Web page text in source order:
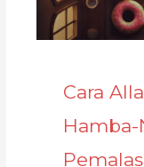
Cara
Hamba-
Pemalas